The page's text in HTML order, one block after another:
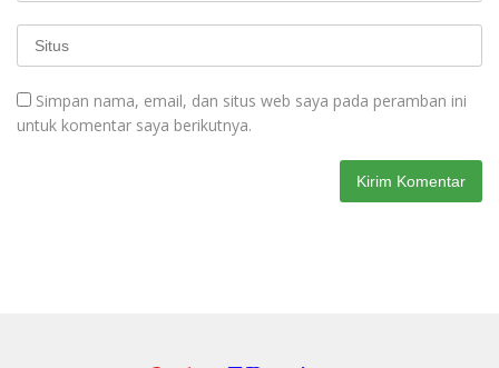
Simpan nama, email, dan situs web saya pada peramban ini
untuk komentar saya berikutnya.